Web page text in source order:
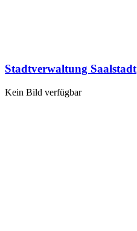
Stadtverwaltung Saalstadt
Kein Bild verfügbar